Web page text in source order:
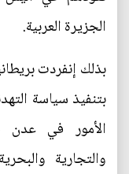
الجزيرة العربية.
بذلك إنفردت
بتنفيذ سياسة
الأمور في عدن
والتجارية